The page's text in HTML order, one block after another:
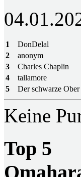
1
DonDelal
2
anonym
3
Charles Chaplin
4
tallamore
5
Der schwarze Ober
Keine
Top 5